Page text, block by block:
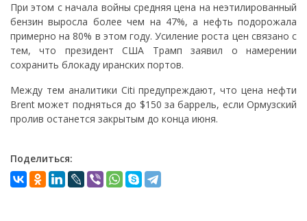
При этом с начала войны средняя цена на неэтилированный
бензин выросла более чем на 47%, а нефть подорожала
примерно на 80% в этом году. Усиление роста цен связано с
тем, что президент США Трамп заявил о намерении
сохранить блокаду иранских портов.
Между тем аналитики Citi предупреждают, что цена нефти
Brent может подняться до $150 за баррель, если Ормузский
пролив останется закрытым до конца июня.
Поделиться: